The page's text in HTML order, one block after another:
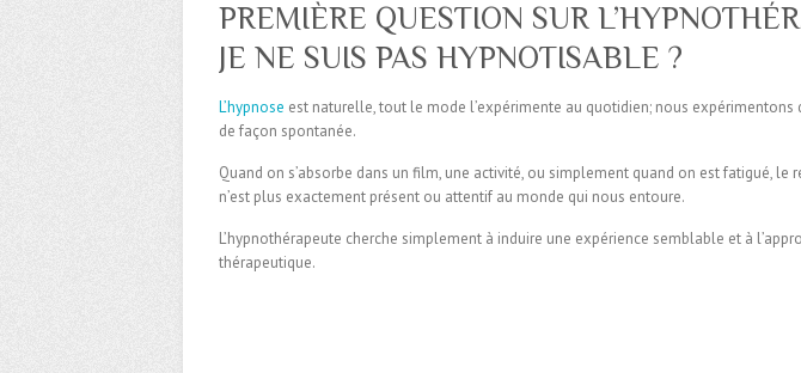
PREMIÈRE QUESTION SUR
JE NE SUIS PAS HYPNOTISABLE ?
L’hypnose est naturelle, tout le mode l’expérimente au quotidien; nous
de façon spontanée.
Quand on s’absorbe dans un film, une activité, ou simplement quand on est fatigué, le
n’est plus exactement présent ou attentif au monde qui nous entoure.
L’hypnothérapeute cherche simplement à induire une expérience semblable et à
thérapeutique.